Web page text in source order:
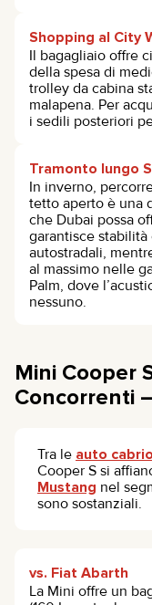
Shopping al City
Il bagagliaio offre
della spesa di
trolley da cabina
malapena. Per
i sedili posteriori
Tramonto lungo
In inverno,
tetto aperto è una
che Dubai possa
garantisce
autostradali,
al massimo nelle
Palm, dove
nessuno.
Mini Cooper
Concorrenti
Tra le auto cabrio
Cooper S si
Mustang nel
sono sostanziali.
vs. Fiat Abarth
La Mini offre un